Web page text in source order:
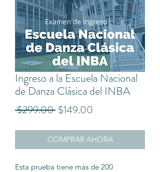
Ingreso a la Escuela Nacional
de Danza Clásica del INBA
$299.00 Precio
$149.00
oferta
COMPRAR AHORA
Esta prueba tiene más de 200